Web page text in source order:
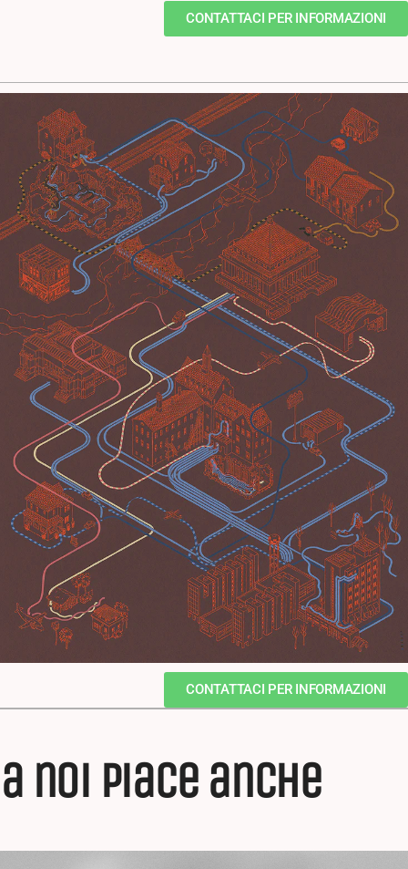
CONTATTACI PER INFORMAZIONI
CONTATTACI PER INFORMAZIONI
a noi piace anche